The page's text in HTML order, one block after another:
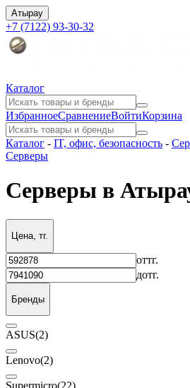
Атырау
+7 (7122) 93-30-32
Каталог
ИзбранноеСравнениеВойтиКорзина
Каталог - IT, офис, безопасность -
Серверы
Серверы в
Цена, тг.
оттг.
дотг.
Бренды
ASUS(2)
Lenovo(2)